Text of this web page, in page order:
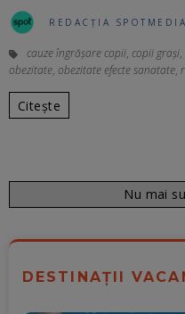
REDACȚIA
cauze îngrășare copii, copii grași,
obezitate, obezitate efecte sanatate,
Citește
Nu mai
DESTINAȚII